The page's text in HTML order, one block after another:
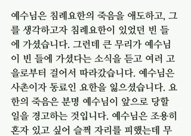
예수님은 침례요한의 죽음을 애도하고, 그
를 생각하고자 침례요한이 있었던 빈 들
에 가셨습니다. 그런데 큰 무리가 예수님
이 빈 들에 가셨다는 소식을 듣고 여러 고
을로부터 걸어서 따라갔습니다. 예수님은
사촌이자 동료인 요한을 잃으셨습니다. 요
한의 죽음은 분명 예수님이 앞으로 당할
일을 경고하는 것입니다. 예수님은 조용히
혼자 있고 싶어 슬쩍 자리를 피했는데 무